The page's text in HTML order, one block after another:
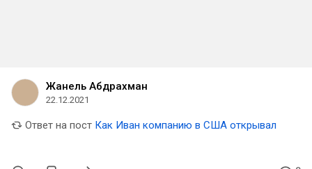
Жанель Абдрахман
22.12.2021
Ответ на пост Как Иван компанию в США открывал